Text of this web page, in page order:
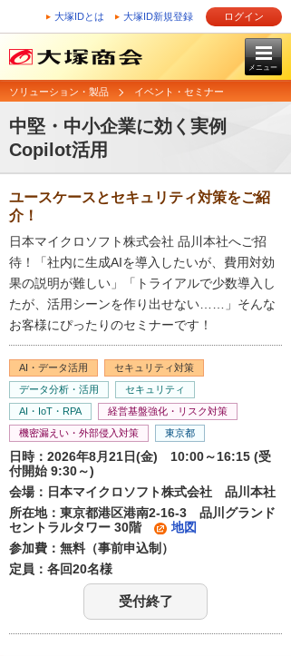
大塚IDとは 大塚ID新規登録 ログイン
メニュー
ソリューション・製品 イベント・セミナー
中堅・中小企業に効く実例
Copilot活用
ユースケースとセキュリティ対策をご紹
介！
日本マイクロソフト株式会社 品川本社へご招
待！「社内に生成AIを導入したいが、費用対効
果の説明が難しい」「トライアルで少数導入し
たが、活用シーンを作り出せない……」そんな
お客様にぴったりのセミナーです！
AI・データ活用
セキュリティ対策
データ分析・活用
セキュリティ
AI・IoT・RPA
経営基盤強化・リスク対策
機密漏えい・外部侵入対策
東京都
日時：2026年8月21日(金) 10:00～16:15 (受
付開始 9:30～)
会場：日本マイクロソフト株式会社 品川本社
所在地：東京都港区港南2-16-3 品川グランド
セントラルタワー 30階
地図
参加費：無料（事前申込制）
定員：各回20名様
受付終了